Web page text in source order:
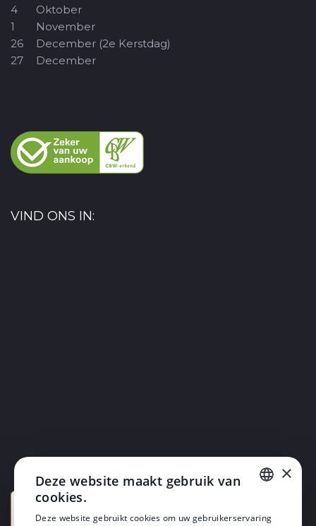
4
Oktober
1
November
26
December (2e Kerstdag)
27
December
VIND ONS IN:
×
Deze website maakt gebruik van
cookies.
Deze website gebruikt cookies om uw gebruikerservaring